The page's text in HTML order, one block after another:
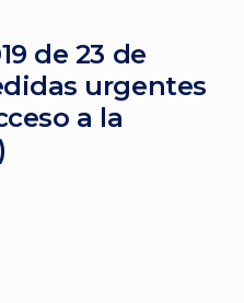
de 23 de
urgentes
a la